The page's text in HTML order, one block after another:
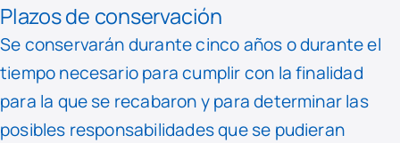
Plazos de conservación
Se conservarán durante cinco años o durante el
tiempo necesario para cumplir con la finalidad
para la que se recabaron y para determinar las
posibles responsabilidades que se pudieran